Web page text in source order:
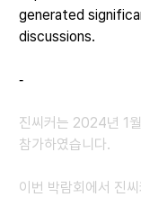
generated
discussions.
-
진씨커는 2024년 1
참가하였습니다.
이번 박람회에서 진